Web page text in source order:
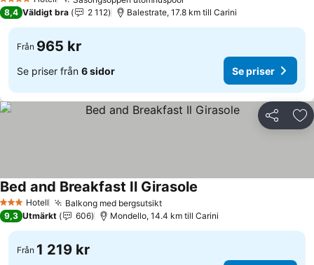
4 Stjärnor
8,4 Väldigt bra 2 112 Balestrate, 17.8 km till Carini
Från 965 kr
Se priser från 6 sidor Se priser
Dela
3 StjärnorHotell Balkong med bergsutsikt
Bed and Breakfast Il Girasole
9,3 Utmärkt 606 Mondello, 14.4 km till Carini
Från 1 219 kr